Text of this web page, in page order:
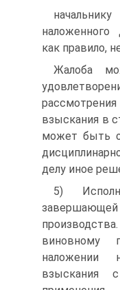
наложенного
как правило,
Жалоба
взыскания в
может быть
делу иное
5)
виновному
наложении
взыскания